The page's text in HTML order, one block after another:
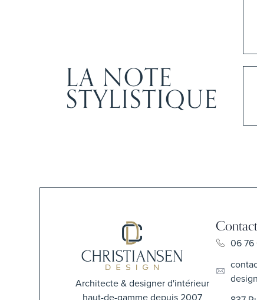
LA NOTE
STYLISTIQUE
Architecte & designer d'intérieur
haut-de-gamme depuis 2007
06 76